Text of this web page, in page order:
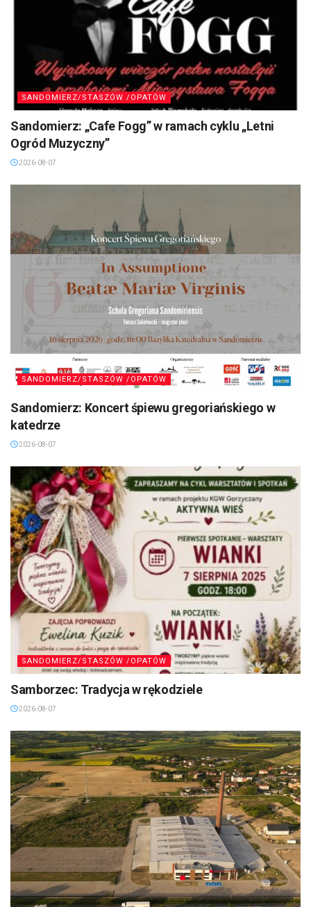
SANDOMIERZ/STASZÓW /OPATÓW
Sandomierz: „Cafe Fogg” w ramach cyklu „Letni
Ogród Muzyczny”
2026-08-07
SANDOMIERZ/STASZÓW /OPATÓW
Sandomierz: Koncert śpiewu gregoriańskiego w
katedrze
2026-08-07
SANDOMIERZ/STASZÓW /OPATÓW
Samborzec: Tradycja w rękodziele
2026-08-07